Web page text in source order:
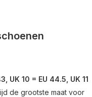
UK 10 = EU 44.5, UK 11
de grootste maat voor